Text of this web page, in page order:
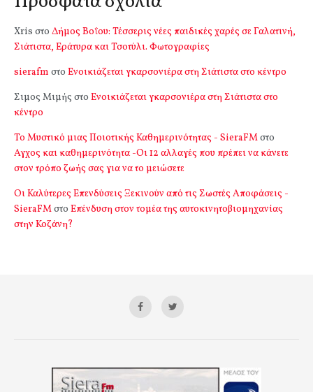
Xris στο Δήμος Βοΐου: Τέσσερις νέες παιδικές χαρές σε Γαλατινή,
Σιάτιστα, Εράτυρα και Τσοτύλι. Φωτογραφίες
sierafm στο Ενοικιάζεται γκαρσονιέρα στη Σιάτιστα στο κέντρο
Σιμος Μιμής στο Ενοικιάζεται γκαρσονιέρα στη Σιάτιστα στο
κέντρο
Το Μυστικό μιας Ποιοτικής Καθημερινότητας - SieraFMστο
Αγχος και καθημερινότητα -Οι 12 αλλαγές που πρέπει να κάνετε
στον τρόπο ζωής σας για να το μειώσετε
Οι Καλύτερες Επενδύσεις Ξεκινούν από τις Σωστές Αποφάσεις -
SieraFMστο Επένδυση στον τομέα της αυτοκινητοβιομηχανίας
στην Κοζάνη?